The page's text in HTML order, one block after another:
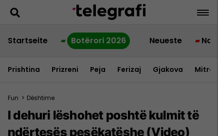
Startseite Botërori 2026 Neueste
Prishtina Prizreni Peja Ferizaj Gjakova
Fun > Dështime
I dehuri lëshohet poshtë kulmit të
ndërtesës pesëkatëshe (Video)